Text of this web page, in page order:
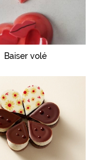
Baiser volé